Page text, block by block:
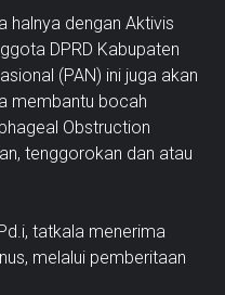
halnya dengan Aktivis
DPRD Kabupaten
(PAN) ini juga akan
membantu bocah
Obstruction
tenggorokan dan atau
tatkala menerima
melalui pemberitaan